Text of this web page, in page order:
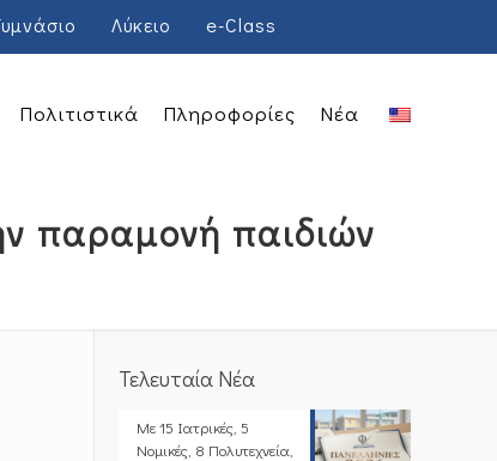
Λύκειο e-Class
Πολιτιστικά Πληροφορίες Νέα
παραμονή παιδιών
Τελευταία Νέα
Με 15 Ιατρικές, 5
Νομικές, 8 Πολυτεχνεία,